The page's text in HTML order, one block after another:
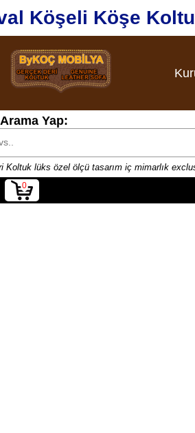
Köşeli Köşe
Yap:
Koltuk lüks özel ölçü tasarım iç mimarlık
0